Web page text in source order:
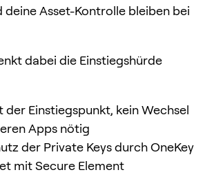
deine Asset-Kontrolle bleiben bei
dabei die Einstiegshürde
Einstiegspunkt, kein Wechsel
Apps nötig
der Private Keys durch OneKey
mit Secure Element